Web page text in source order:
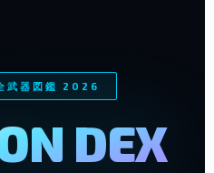
武器図鑑 2026
DEX